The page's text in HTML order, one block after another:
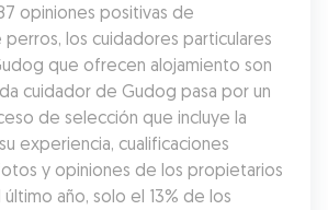
opiniones positivas de
los cuidadores particulares
que ofrecen alojamiento son
cuidador de Gudog pasa por un
de selección que incluye la
experiencia, cualificaciones
y opiniones de los propietarios
año, solo el 13% de los